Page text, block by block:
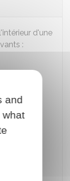
d'une
:
et
and